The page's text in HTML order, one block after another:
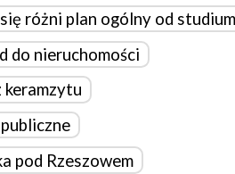
różni plan ogólny od
do nieruchomości
keramzytu
pod Rzeszowem